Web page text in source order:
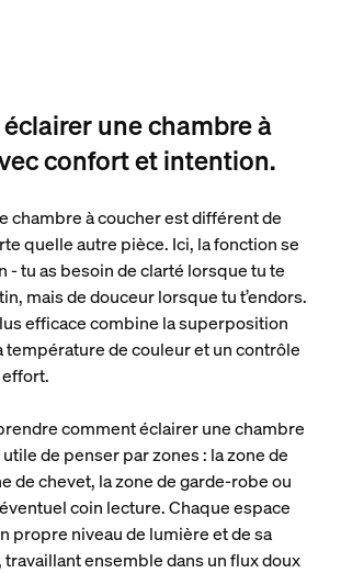
une chambre à
confort et intention.
chambre à coucher est différent de
quelle autre pièce. Ici, la fonction se
- tu as besoin de clarté lorsque tu te
mais de douceur lorsque tu t’endors.
efficace combine la superposition
température de couleur et un contrôle
comment éclairer une chambre
de penser par zones : la zone de
de chevet, la zone de garde-robe ou
coin lecture. Chaque espace
propre niveau de lumière et de sa
ensemble dans un flux doux